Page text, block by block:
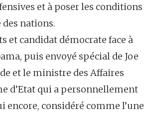
et à poser les conditions
nations.
et candidat démocrate face à
puis envoyé spécial de Joe
et le ministre des Affaires
d’Etat qui a personnellement
encore, considéré comme l’une